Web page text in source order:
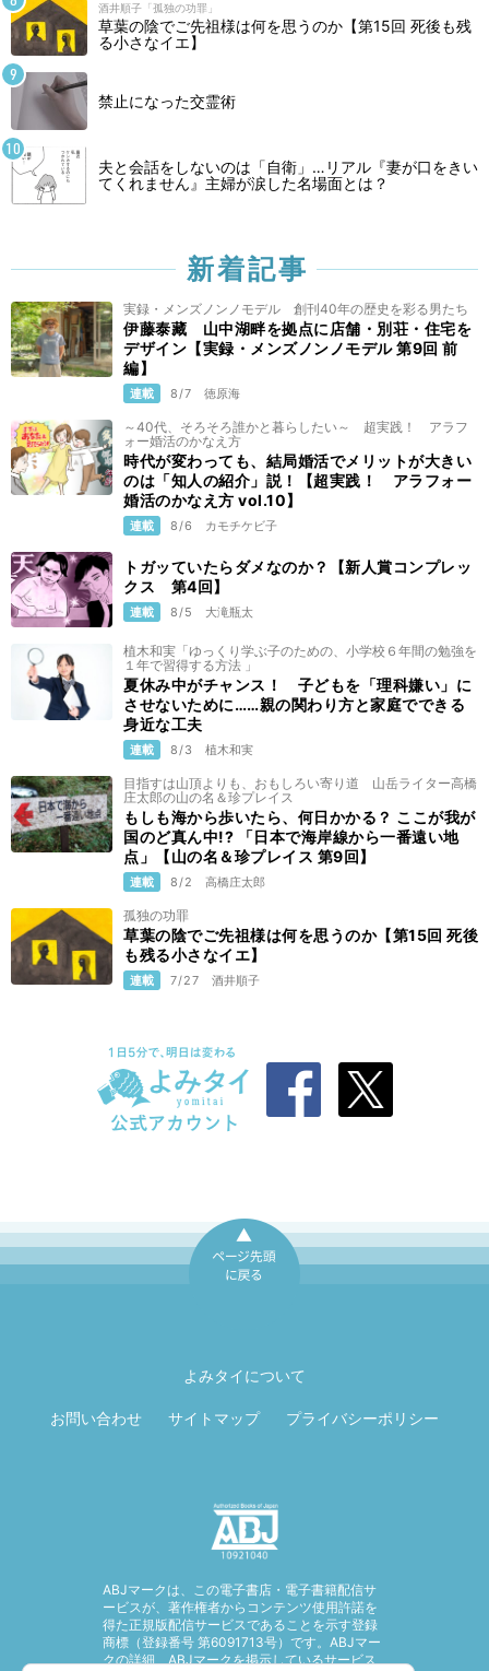
酒井順子「孤独の功罪」
草葉の陰でご先祖様は何を思うのか【第15回 死後も残
る小さなイエ】
禁止になった交霊術
夫と会話をしないのは「自衛」…リアル『妻が口をきい
てくれません』主婦が涙した名場面とは？
新着記事
実録・メンズノンノモデル 創刊40年の歴史を彩る男たち
伊藤泰藏 山中湖畔を拠点に店舗・別荘・住宅を
デザイン【実録・メンズノンノモデル 第9回 前
編】
連載 8/7 徳原海
～40代、そろそろ誰かと暮らしたい～ 超実践！ アラフ
ォー婚活のかなえ方
時代が変わっても、結局婚活でメリットが大きい
のは「知人の紹介」説！【超実践！ アラフォー
婚活のかなえ方 vol.10】
連載 8/6 カモチケビ子
トガッていたらダメなのか？【新人賞コンプレッ
クス 第4回】
連載 8/5 大滝瓶太
植木和実「ゆっくり学ぶ子のための、小学校６年間の勉強を
１年で習得する方法 」
夏休み中がチャンス！ 子どもを「理科嫌い」に
させないために……親の関わり方と家庭でできる
身近な工夫
連載 8/3 植木和実
目指すは山頂よりも、おもしろい寄り道 山岳ライター高橋
庄太郎の山の名＆珍プレイス
もしも海から歩いたら、何日かかる？ ここが我が
国のど真ん中!? 「日本で海岸線から一番遠い地
点」【山の名＆珍プレイス 第9回】
連載 8/2 高橋庄太郎
孤独の功罪
草葉の陰でご先祖様は何を思うのか【第15回 死後
も残る小さなイエ】
連載 7/27 酒井順子
よみタイについて
お問い合わせ サイトマップ プライバシーポリシー
ABJマークは、この電子書店・電子書籍配信サ
ービスが、著作権者からコンテンツ使用許諾を
得た正規版配信サービスであることを示す登録
商標（登録番号 第6091713号）です。ABJマー
クの詳細、ABJマークを掲示しているサービス